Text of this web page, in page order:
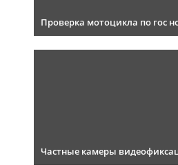
Проверка мотоцикла по гос
Частные камеры